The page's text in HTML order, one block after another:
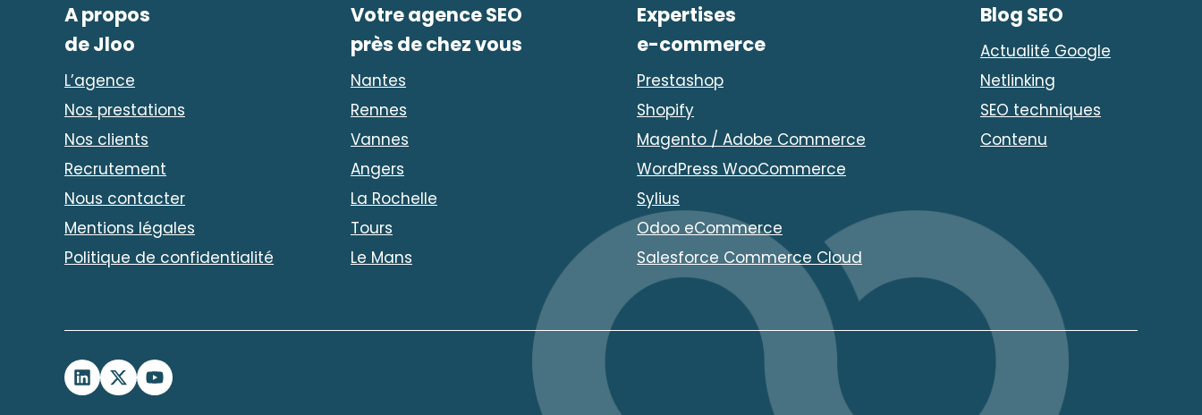
A propos
de Jloo
L’agence
Nos prestations
Nos clients
Recrutement
Nous contacter
Mentions légales
Politique de confidentialité
Votre agence SEO
près de chez vous
Nantes
Rennes
Vannes
Angers
La Rochelle
Tours
Le Mans
Expertises
e-commerce
Prestashop
Shopify
Magento / Adobe Commerce
WordPress WooCommerce
Sylius
Odoo eCommerce
Salesforce Commerce Cloud
Blog SEO
Actualité Google
Netlinking
SEO techniques
Contenu